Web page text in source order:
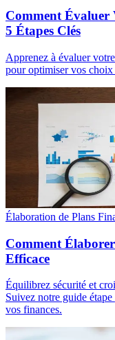
Comment Évaluer
5 Étapes Clés
Apprenez à évaluer
pour optimiser vos choix
Élaboration de Plans
Comment
Efficace
Équilibrez sécurité et
Suivez notre guide
vos finances.